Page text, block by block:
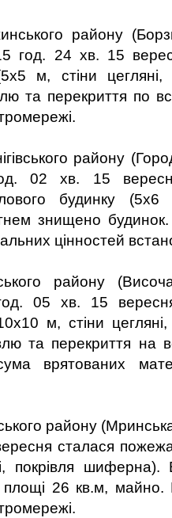
району
год. 24 хв. 15
(5х5 м, стіни
та перекриття по
району
02 хв. 15
будинку (5х6
знищено
цінностей
району
05 хв. 15
м, стіни
та перекриття на
врятованих
району
сталася пожежа
покрівля
площі 26 кв.м,